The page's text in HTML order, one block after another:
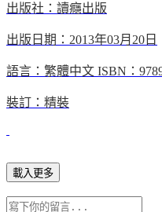
出版社：讀癮出版
出版日期： 2013年03月 20 日
語言：繁體中文 ISBN ：
裝訂：精裝
載入更多